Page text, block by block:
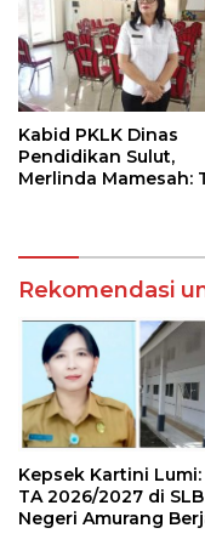
Kabid PKLK Dinas
Pendidikan Sulut,
Merlinda Mamesah:
Rekomendasi
Kepsek Kartini Lumi:
TA 2026/2027 di SLB
Negeri Amurang